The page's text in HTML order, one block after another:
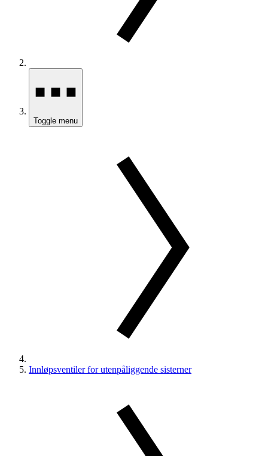
Toggle menu
Innløpsventiler for utenpåliggende sisterner